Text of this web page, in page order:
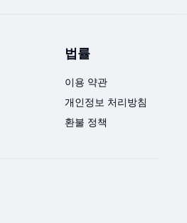
법률
이용 약관
개인정보 처리방침
환불 정책